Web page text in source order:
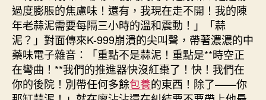
過度膨脹的焦慮味！還有，我現在走不開！我的陳
年老蒜泥需要每隔三小時的溫和震動！」「蒜
泥？」對面傳來K-999崩潰的尖叫聲，帶著濃濃的中
藥味電子雜音：「重點不是蒜泥！重點是**時空正
在彎曲！**我們的推進器快沒紅棗了！快！我們在
你的後院！別帶任何多餘包養的東西！除了——你